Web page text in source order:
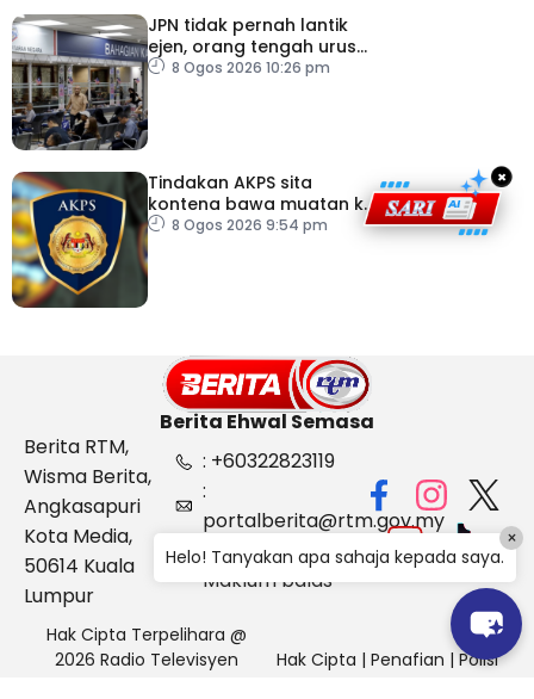
JPN tidak pernah lantik
ejen, orang tengah urus
dokumentasi
8 Ogos 2026 10:26 pm
Tindakan AKPS sita
kontena bawa muatan ke
Israel bukti ketegasan
8 Ogos 2026 9:54 pm
×
Berita Ehwal Semasa
Berita RTM,
Wisma Berita,
Angkasapuri
Kota Media,
50614 Kuala
Lumpur
: +60322823119
:
portalberita@rtm.gov.my
: Aduan &
Maklum balas
Hak Cipta Terpelihara @
2026 Radio Televisyen
Hak Cipta | Penafian | Polisi
Helo! Tanyakan apa sahaja kepada saya.
×